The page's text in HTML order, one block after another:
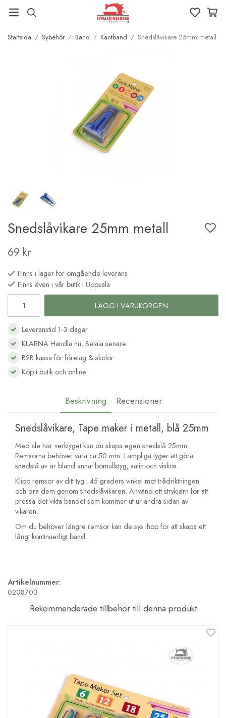
Startsida / Sybehör / Band / Kantband / Snedslåvikare 25mm metall
Snedslåvikare 25mm metall
69 kr
Finns i lager för omgående leverans
Finns även i vår butik i Uppsala
LÄGG I VARUKORGEN
Leveranstid 1-3 dagar
KLARNA Handla nu. Betala senare
B2B kassa för företag & skolor
Köp i butik och online
Beskrivning Recensioner
Snedslåvikare, Tape maker i metall, blå 25mm
Med de här verktyget kan du skapa egen snedslå 25mm.
Remsorna behöver vara ca 50 mm. Lämpliga tyger att göra
snedslå av är bland annat bomullstyg, satin och viskos.
Klipp remsor av ditt tyg i 45 graders vinkel mot trådriktningen
och dra dem genom snedslåvikaren. Använd ett strykjärn för att
pressa det vikta bandet som kommer ut ur andra sidan av
vikaren.
Om du behöver längre remsor kan de sys ihop för att skapa ett
långt kontinuerligt band.
Artikelnummer:
0208703
Rekommenderade tillbehör till denna produkt